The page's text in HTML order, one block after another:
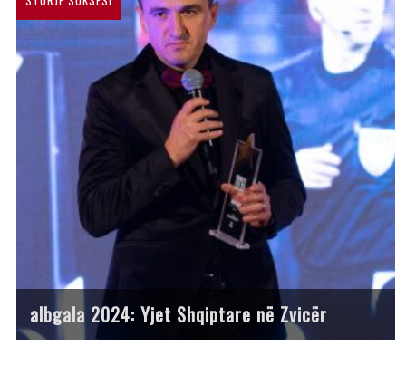
albgala 2024: Yjet Shqiptare në Zvicër